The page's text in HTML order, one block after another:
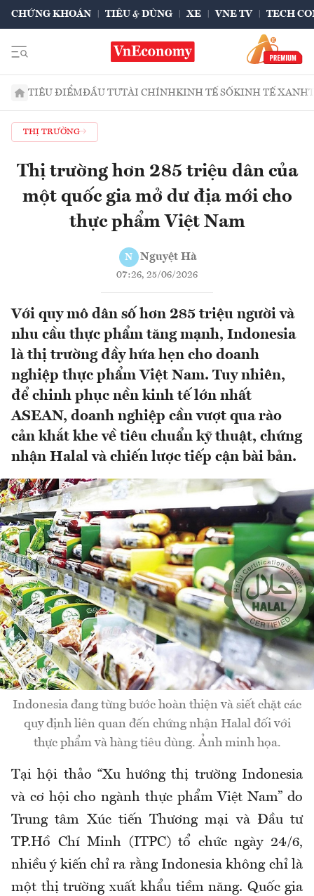
CHỨNG KHOÁN TIÊU & DÙNG XE VNE TV TECH
TIÊU ĐIỂMĐẦU TƯTÀI CHÍNHKINH TẾ SỐKINH TẾ XANH
THỊ TRƯỜNG
Thị trường hơn 285 triệu dân của
một quốc gia mở dư địa mới cho
thực phẩm Việt Nam
N Nguyệt Hà
07:26, 25/06/2026
Với quy mô dân số hơn 285 triệu người và
nhu cầu thực phẩm tăng mạnh, Indonesia
là thị trường đầy hứa hẹn cho doanh
nghiệp thực phẩm Việt Nam. Tuy nhiên,
để chinh phục nền kinh tế lớn nhất
ASEAN, doanh nghiệp cần vượt qua rào
cản khắt khe về tiêu chuẩn kỹ thuật, chứng
nhận Halal và chiến lược tiếp cận bài bản.
Indonesia đang từng bước hoàn thiện và siết chặt các
quy định liên quan đến chứng nhận Halal đối với
thực phẩm và hàng tiêu dùng. Ảnh minh họa.
Tại hội thảo “Xu hướng thị trường Indonesia
và cơ hội cho ngành thực phẩm Việt Nam” do
Trung tâm Xúc tiến Thương mại và Đầu tư
TP.Hồ Chí Minh (ITPC) tổ chức ngày 24/6,
nhiều ý kiến chỉ ra rằng Indonesia không chỉ là
một thị trường xuất khẩu tiềm năng. Quốc gia